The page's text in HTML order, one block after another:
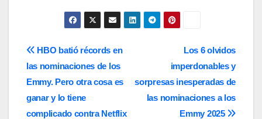
Navegación
de
entradas
Los 6 olvidos
imperdonables y
sorpresas inesperadas de
las nominaciones a los
Emmy 2025
HBO batió récords en
las nominaciones de los
Emmy. Pero otra cosa es
ganar y lo tiene
complicado contra Netflix